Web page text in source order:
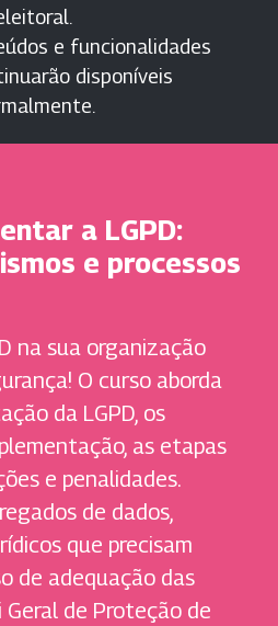
e funcionalidades
disponíveis
a LGPD:
e processos
na sua organização
O curso aborda
da LGPD, os
as etapas
e penalidades.
de dados,
que precisam
de adequação das
de Proteção de